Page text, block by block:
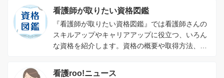
看護師が取りたい資格図鑑
『看護師が取りたい資格図鑑』では看護師さんの
スキルアップやキャリアアップに役立つ、いろん
な資格を紹介します。資格の概要や取得方法、資
看護roo!ニュース